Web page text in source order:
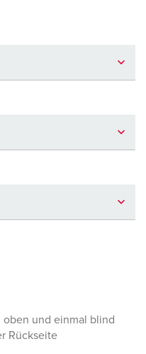
und einmal blind
Rückseite